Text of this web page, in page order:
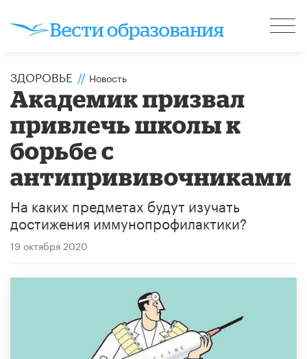
ЗДОРОВЬЕ // Новость
Академик призвал
привлечь школы к
борьбе с
антипрививочниками
На каких предметах будут изучать
достижения иммунопрофилактики?
19 октября 2020